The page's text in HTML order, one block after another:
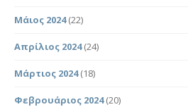
Μάιος 2024(22)
Απρίλιος 2024(24)
Μάρτιος 2024(18)
Φεβρουάριος 2024(20)